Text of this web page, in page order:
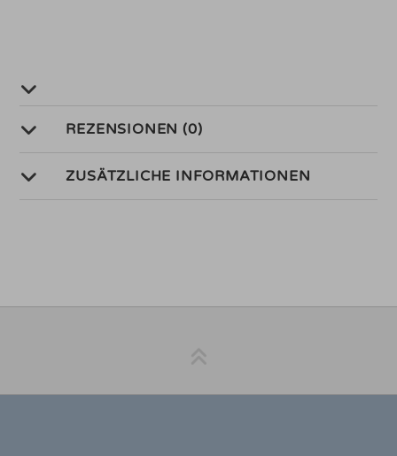
REZENSIONEN (0)
ZUSÄTZLICHE INFORMATIONEN